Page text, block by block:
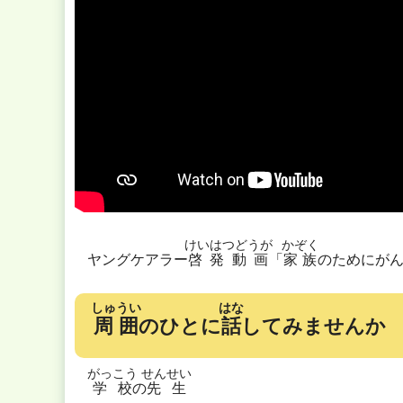
ヤングケアラー啓発動画
けいはつどうが
「 家族
かぞく
のためにが
周囲
しゅうい
のひとに話
はな
してみませんか
学校
がっこう
の先生
せんせい